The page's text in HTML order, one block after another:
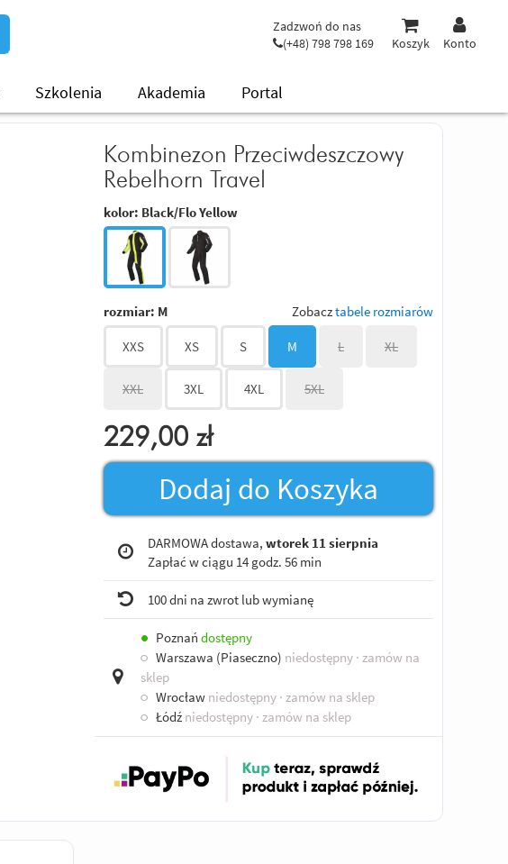
Zadzwoń do nas
(+48) 798 798 169
Koszyk Konto
Szkolenia Akademia Portal
Kombinezon Przeciwdeszczowy
Rebelhorn Travel
kolor: Black/Flo Yellow
rozmiar: M Zobacztabele rozmiarów
XXS XS S M L XL
XXL 3XL 4XL 5XL
229,00 zł
Dodaj do Koszyka
DARMOWA dostawa, wtorek 11 sierpnia
Zapłać w ciągu 14 godz. 56 min
100 dni na zwrot lub wymianę
● Poznań dostępny
○ Warszawa (Piaseczno) niedostępny · zamów na
sklep
○ Wrocław niedostępny · zamów na sklep
○ Łódź niedostępny · zamów na sklep